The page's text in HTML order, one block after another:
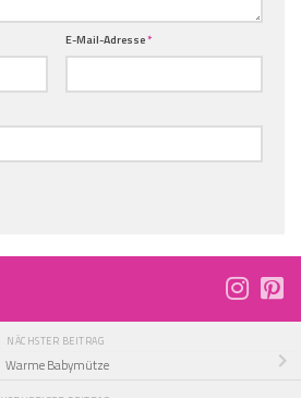
E-Mail-Adresse*
NÄCHSTER BEITRAG
Warme Babymütze